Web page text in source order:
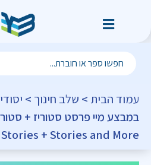
עמוד הבית > שלב חינוך > יסודי
Stories + Stories and More